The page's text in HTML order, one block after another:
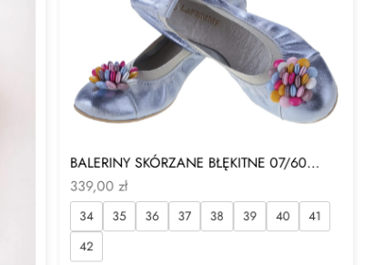
BALERINY SKÓRZANE BŁĘKITNE 07/60...
339,00zł
34 35 36 37 38 39 40
41
42